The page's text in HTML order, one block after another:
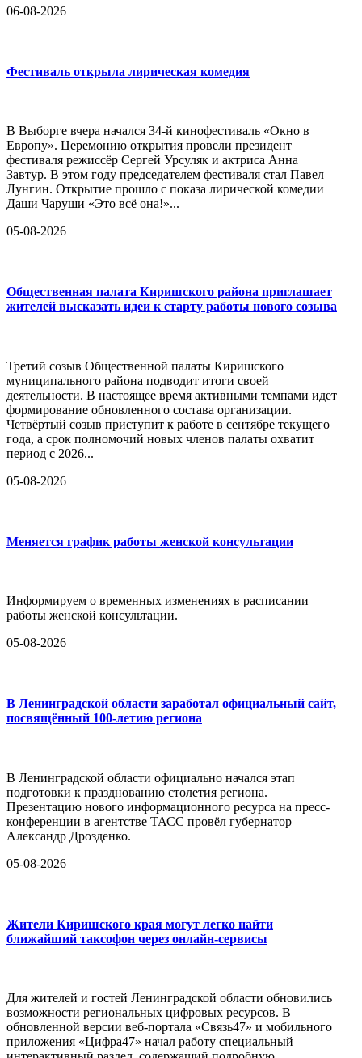
06-08-2026
Фестиваль открыла лирическая комедия
В Выборге вчера начался 34-й кинофестиваль «Окно в
Европу». Церемонию открытия провели президент
фестиваля режиссёр Сергей Урсуляк и актриса Анна
Завтур. В этом году председателем фестиваля стал Павел
Лунгин. Открытие прошло с показа лирической комедии
Даши Чаруши «Это всё она!»...
05-08-2026
Общественная палата Киришского района приглашает
жителей высказать идеи к старту работы нового созыва
Третий созыв Общественной палаты Киришского
муниципального района подводит итоги своей
деятельности. В настоящее время активными темпами идет
формирование обновленного состава организации.
Четвёртый созыв приступит к работе в сентябре текущего
года, а срок полномочий новых членов палаты охватит
период с 2026...
05-08-2026
Меняется график работы женской консультации
Информируем о временных изменениях в расписании
работы женской консультации.
05-08-2026
В Ленинградской области заработал официальный сайт,
посвящённый 100-летию региона
В Ленинградской области официально начался этап
подготовки к празднованию столетия региона.
Презентацию нового информационного ресурса на пресс-
конференции в агентстве ТАСС провёл губернатор
Александр Дрозденко.
05-08-2026
Жители Киришского края могут легко найти
ближайший таксофон через онлайн-сервисы
Для жителей и гостей Ленинградской области обновились
возможности региональных цифровых ресурсов. В
обновленной версии веб-портала «Связь47» и мобильного
приложения «Цифра47» начал работу специальный